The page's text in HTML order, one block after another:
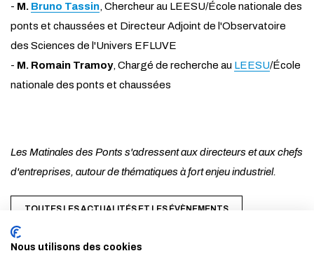
- M. Bruno Tassin, Chercheur au LEESU/École nationale des
ponts et chaussées et Directeur Adjoint de l'Observatoire
des Sciences de l'Univers EFLUVE
- M. Romain Tramoy, Chargé de recherche au LEESU/École
nationale des ponts et chaussées
Les Matinales des Ponts s'adressent aux directeurs et aux chefs
d'entreprises, autour de thématiques à fort enjeu industriel.
TOUTES LES ACTUALITÉS ET LES ÉVÈNEMENTS
Nous utilisons des cookies